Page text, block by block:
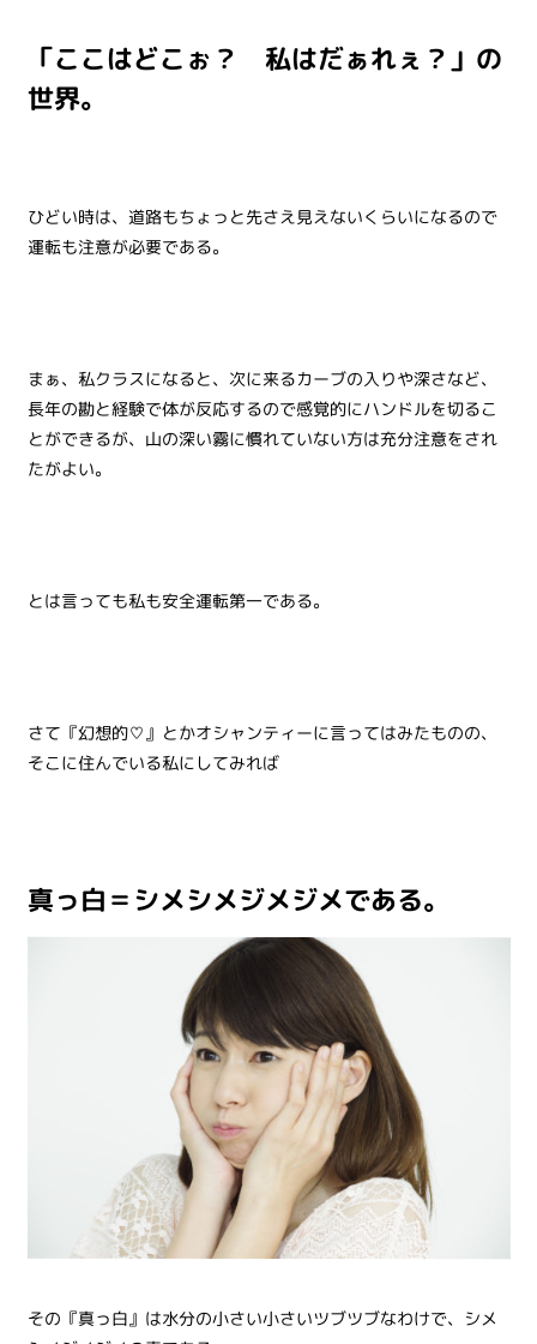
「ここはどこぉ？ 私はだぁれぇ？」の
世界。
ひどい時は、道路もちょっと先さえ見えないくらいになるので
運転も注意が必要である。
まぁ、私クラスになると、次に来るカーブの入りや深さなど、
長年の勘と経験で体が反応するので感覚的にハンドルを切るこ
とができるが、山の深い霧に慣れていない方は充分注意をされ
たがよい。
とは言っても私も安全運転第一である。
さて『幻想的♡』とかオシャンティーに言ってはみたものの、
そこに住んでいる私にしてみれば
真っ白＝シメシメジメジメである。
その『真っ白』は水分の小さい小さいツブツブなわけで、シメ